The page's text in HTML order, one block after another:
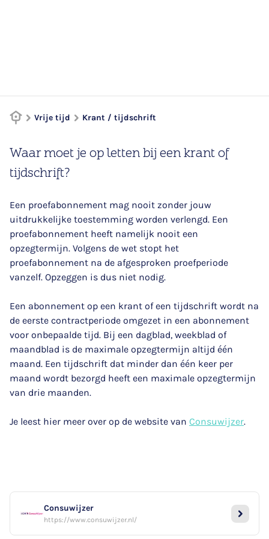
Vrije tijd Krant / tijdschrift
Waar moet je op letten bij een krant of
tijdschrift?
Een proefabonnement mag nooit zonder jouw
uitdrukkelijke toestemming worden verlengd. Een
proefabonnement heeft namelijk nooit een
opzegtermijn. Volgens de wet stopt het
proefabonnement na de afgesproken proefperiode
vanzelf. Opzeggen is dus niet nodig.
Een abonnement op een krant of een tijdschrift wordt na
de eerste contractperiode omgezet in een abonnement
voor onbepaalde tijd. Bij een dagblad, weekblad of
maandblad is de maximale opzegtermijn altijd één
maand. Een tijdschrift dat minder dan één keer per
maand wordt bezorgd heeft een maximale opzegtermijn
van drie maanden.
Je leest hier meer over op de website van Consuwijzer.
Consuwijzer
https://www.consuwijzer.nl/